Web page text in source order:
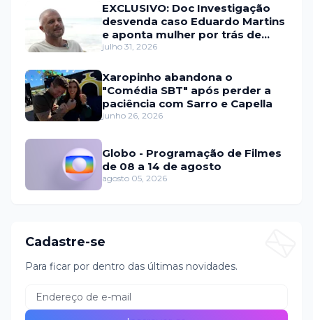
EXCLUSIVO: Doc Investigação
desvenda caso Eduardo Martins
e aponta mulher por trás de
fraude internacional
julho 31, 2026
Xaropinho abandona o
"Comédia SBT" após perder a
paciência com Sarro e Capella
junho 26, 2026
Globo - Programação de Filmes
de 08 a 14 de agosto
agosto 05, 2026
Cadastre-se
Para ficar por dentro das últimas novidades.